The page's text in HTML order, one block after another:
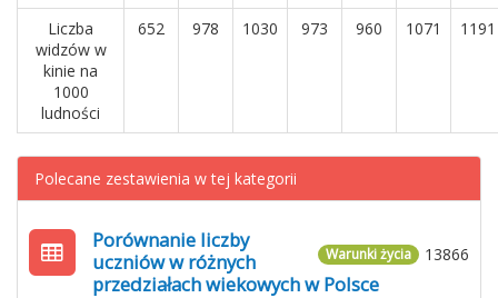
Liczba
widzów w
kinie na
1000
ludności
652 978 1030 973 960 1071 1191
Polecane zestawienia w tej kategorii
13866
Warunki życia
Porównanie liczby
uczniów w różnych
przedziałach wiekowych w Polsce